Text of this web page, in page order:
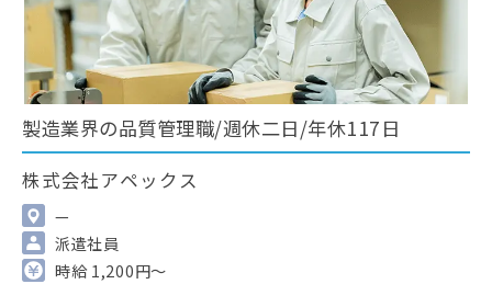
製造業界の品質管理職/週休二日/年休117日
株式会社アペックス
—
派遣社員
時給 1,200円～